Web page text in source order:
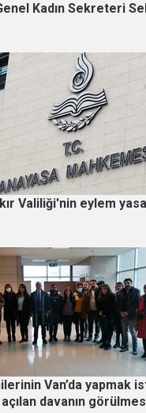
Kadın Sekreteri
Valiliği'nin eylem
Van’da yapmak
açılan davanın